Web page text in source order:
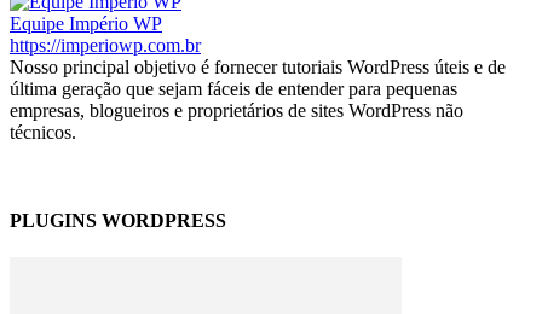
Equipe Império WP
https://imperiowp.com.br
Nosso principal objetivo é fornecer tutoriais WordPress úteis e de
última geração que sejam fáceis de entender para pequenas
empresas, blogueiros e proprietários de sites WordPress não
técnicos.
PLUGINS WORDPRESS